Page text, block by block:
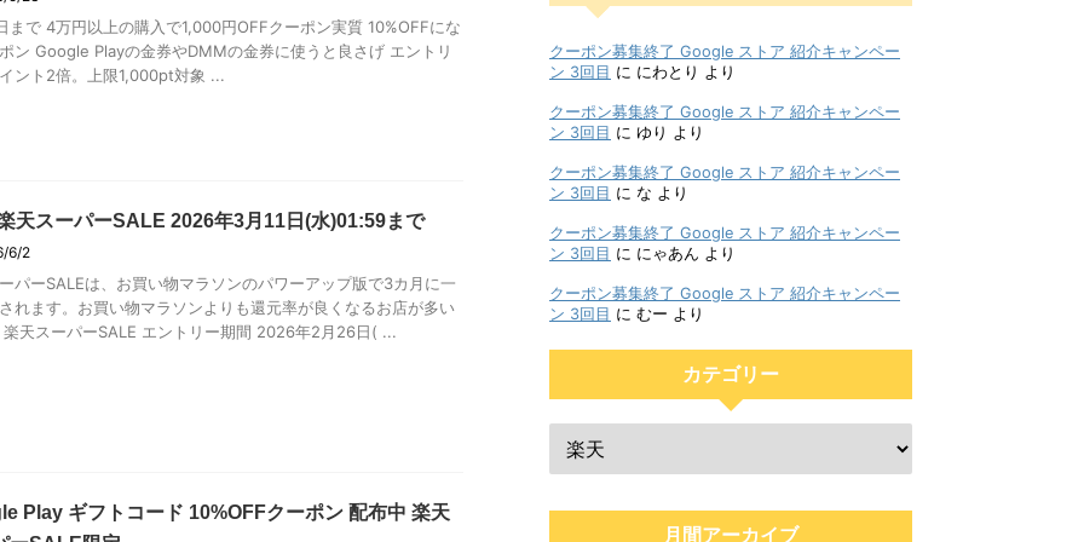
まで 4万円以上の購入で1,000円OFFクーポン実質 10%OFFにな
ン Google Playの金券やDMMの金券に使うと良さげ エントリ
ント2倍。上限1,000pt対象 ...
天スーパーSALE 2026年3月11日(水)01:59まで
6/2
パーSALEは、お買い物マラソンのパワーアップ版で3カ月に一
れます。お買い物マラソンよりも還元率が良くなるお店が多い
楽天スーパーSALE エントリー期間 2026年2月26日( ...
Play ギフトコード 10%OFFクーポン 配布中 楽天
クーポン募集終了 Google ストア 紹介キャンペー
ン 3回目 に にわとり より
クーポン募集終了 Google ストア 紹介キャンペー
ン 3回目 に ゆり より
クーポン募集終了 Google ストア 紹介キャンペー
ン 3回目 に な より
クーポン募集終了 Google ストア 紹介キャンペー
ン 3回目 に にゃあん より
クーポン募集終了 Google ストア 紹介キャンペー
ン 3回目 に むー より
カテゴリー
月間アーカイブ